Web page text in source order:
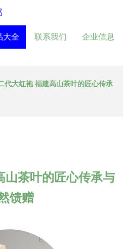
大全 联系我们 企业信息
代大红袍 福建高山茶叶的匠心传承
山茶叶的匠心传承与
馈赠